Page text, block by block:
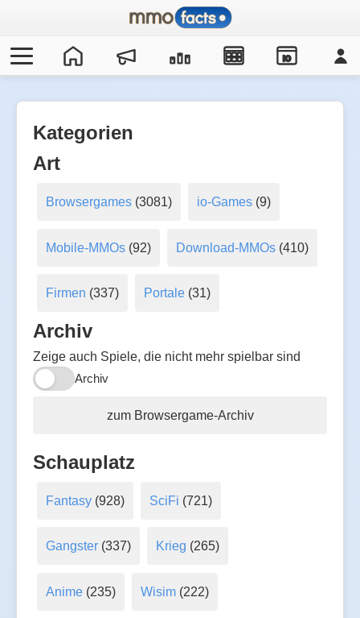
IO
Kategorien
Art
Browsergames(3081) io-Games (9)
Mobile-MMOs(92) Download-MMOs (410)
Firmen (337) Portale (31)
Archiv
Zeige auch Spiele, die nicht mehr spielbar sind
Archiv
zum Browsergame-Archiv
Schauplatz
Fantasy(928) SciFi (721)
Gangster(337) Krieg (265)
Anime(235) Wisim (222)